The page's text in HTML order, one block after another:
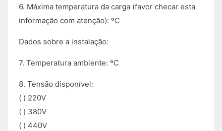
6. Máxima temperatura da carga (favor checar esta
informação com atenção): ºC
Dados sobre a instalação:
7. Temperatura ambiente: ºC
8. Tensão disponível:
( ) 220V
( ) 380V
( ) 440V